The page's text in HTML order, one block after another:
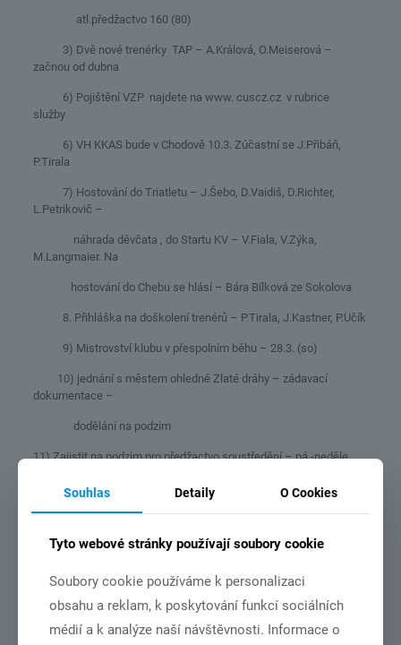
atl.předžactvo 160 (80)
3) Dvě nové trenérky TAP – A.Králová, O.Meiserová –
začnou od dubna
6) Pojištění VZP najdete na www. cuscz.cz v rubrice
služby
6) VH KKAS bude v Chodově 10.3. Zúčastní se J.Přibáň,
P.Tirala
7) Hostování do Triatletu – J.Šebo, D.Vaidiš, D.Richter,
L.Petrikovič –
náhrada děvčata , do Startu KV – V.Fiala, V.Zýka,
M.Langmaier. Na
hostování do Chebu se hlásí – Bára Bílková ze Sokolova
8. Přihláška na doškolení trenérů – P.Tirala, J.Kastner, P.Učík
9) Mistrovství klubu v přespolním běhu – 28.3. (so)
10) jednání s městem ohledně Zlaté dráhy – zádavací
dokumentace –
dodělání na podzim
11) Zajistit na podzim pro předžactvo soustředění – pá -neděle
F.Lázních nebo Kynžvartě. Další schůze 26.3.2020 (čt)
Související články
Souhlas Detaily O Cookies
Tyto webové stránky používají soubory cookie
Soubory cookie používáme k personalizaci
obsahu a reklam, k poskytování funkcí sociálních
médií a k analýze naší návštěvnosti. Informace o